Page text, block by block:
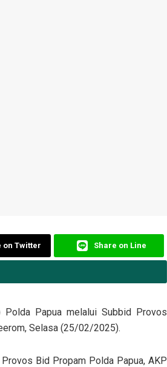
on Twitter Share on Line
Polda Papua melalui Subbid Provos
Selasa (25/02/2025).
Bid Propam Polda Papua, AKP